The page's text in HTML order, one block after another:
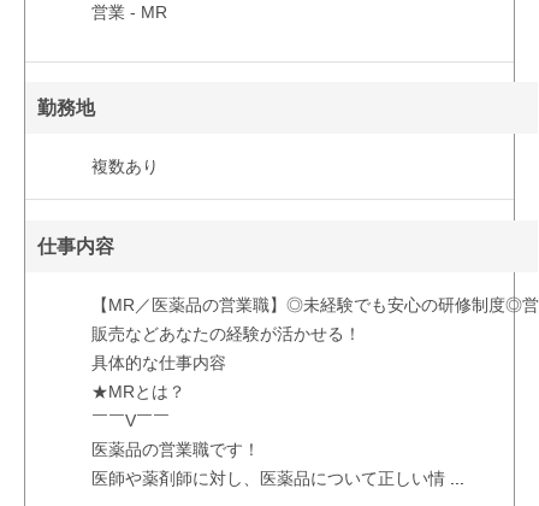
営業 - MR
勤務地
複数あり
仕事内容
【MR／医薬品の営業職】◎未経験でも安⼼の研修制度◎
販売などあなたの経験が活かせる！
具体的な仕事内容
★MRとは？
￣￣V￣￣
医薬品の営業職です！
医師や薬剤師に対し、医薬品について正しい情